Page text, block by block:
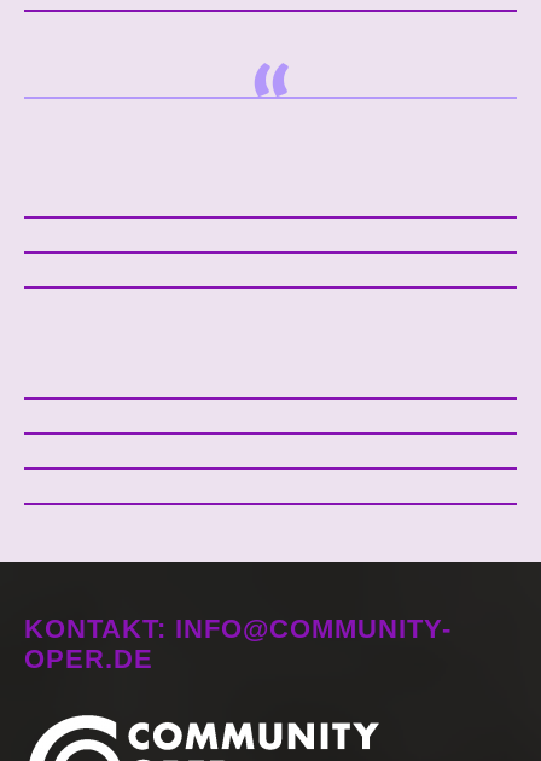
KONTAKT: INFO@COMMUNITY-
OPER.DE